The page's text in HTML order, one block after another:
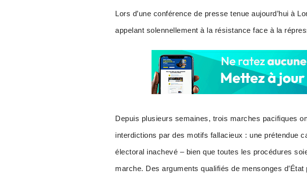
Lors d’une conférence de presse tenue aujourd’hui à
appelant solennellement à la résistance face à la
Depuis plusieurs semaines, trois marches pacifiques
interdictions par des motifs fallacieux : une prétendue
électoral inachevé – bien que toutes les procédures
marche. Des arguments qualifiés de mensonges